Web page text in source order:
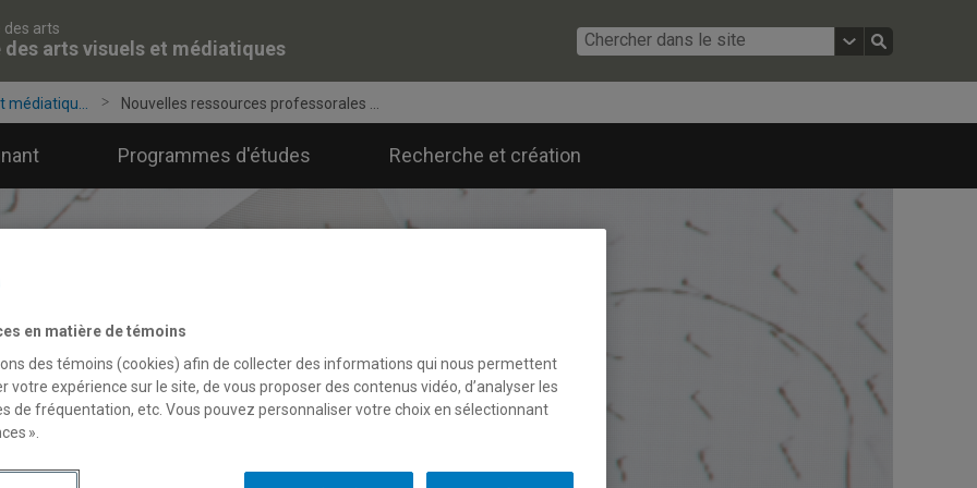
des arts
des arts visuels et médiatiques
médiatiqu... Nouvelles ressources professorales ...
Programmes d'études Recherche et création
en matière de témoins
des témoins (cookies) afin de collecter des informations qui nous permettent
votre expérience sur le site, de vous proposer des contenus vidéo, d’analyser les
de fréquentation, etc. Vous pouvez personnaliser votre choix en sélectionnant
».